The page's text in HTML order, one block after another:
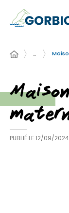
…
PUBLIÉ LE12/09/2024